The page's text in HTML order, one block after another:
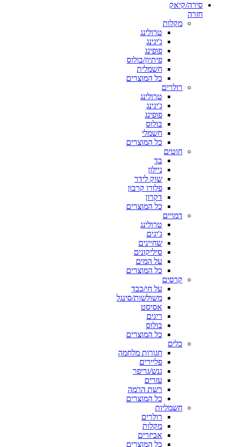
סירה/קיאק
חזרה
מקלות
טרולינג
ג'יגינג
פופינג
פיתיון/בולוס
חשמלית
כל המוצרים
רולרים
טרולינג
ג'יגינג
פופינג
בולוס
חשמלי
כל המוצרים
חוטים
בד
ניילון
שוק לידר
פלורו קרבון
דקרון
כל המוצרים
דמויים
טרולינג
ג'יגים
שחיינים
סיליקונים
על המים
כל המוצרים
קרסים
על חי/כבד
משולשות/סינגל
אסיסט
ריגים
בולוס
כל המוצרים
כלים
חגורות מלחמה
פליירים
גנש/גריפר
עזרים
רשת הרמה
כל המוצרים
חשמליות
רולרים
מקלות
אביזרים
כל המוצרים